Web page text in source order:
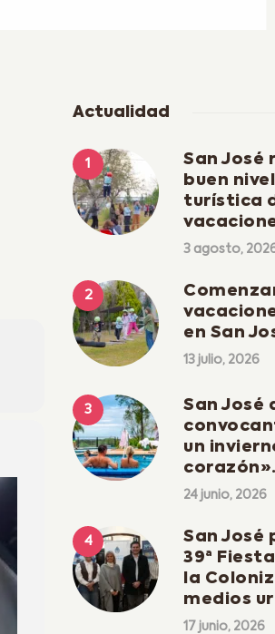
Actualidad
San José
buen
turística
3 agosto,
en San
13 julio, 2026
San José
un
corazón».
24 junio, 2026
San José
39ª
la
medios
17 junio, 2026